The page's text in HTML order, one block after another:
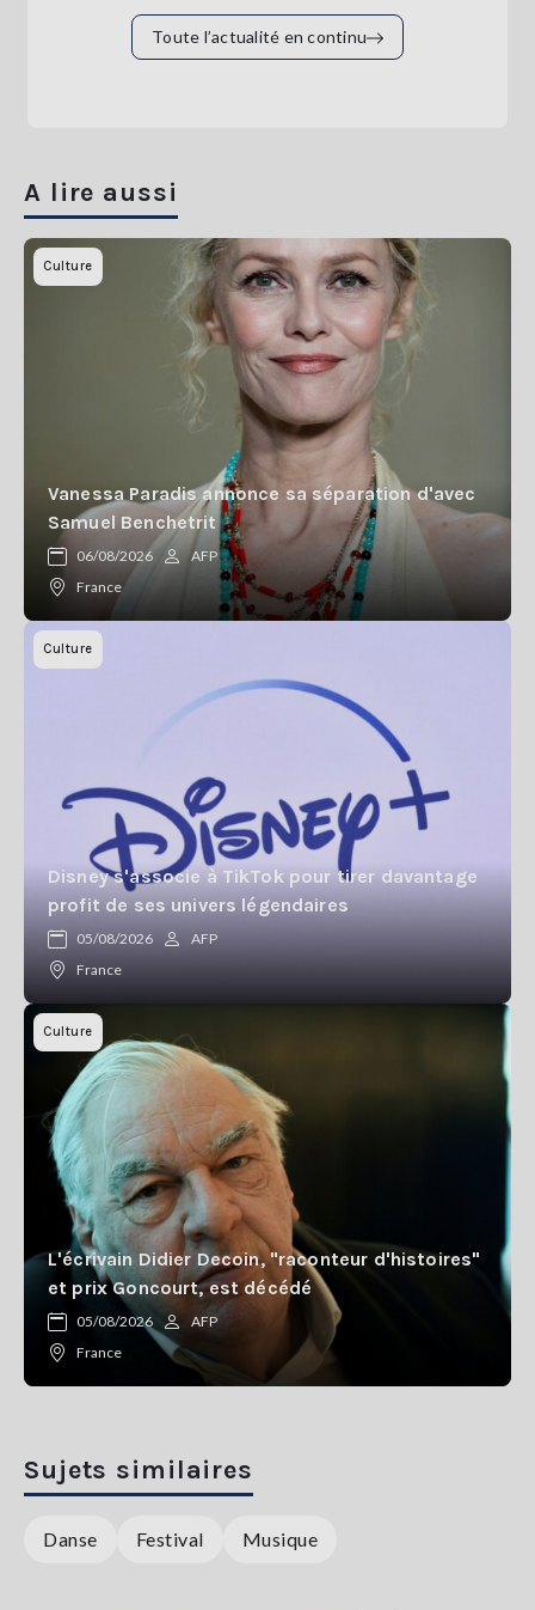
Toute l’actualité en continu
A lire aussi
Culture
Vanessa Paradis annonce sa séparation d'avec
Samuel Benchetrit
06/08/2026
AFP
France
Culture
Disney s'associe à TikTok pour tirer davantage
profit de ses univers légendaires
05/08/2026
AFP
France
Culture
L'écrivain Didier Decoin, "raconteur d'histoires"
et prix Goncourt, est décédé
05/08/2026
AFP
France
Sujets similaires
Danse Festival Musique